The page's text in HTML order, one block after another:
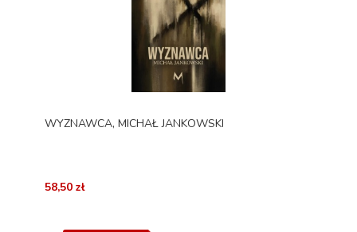
WYZNAWCA, MICHAŁ JANKOWSKI
58,50 zł